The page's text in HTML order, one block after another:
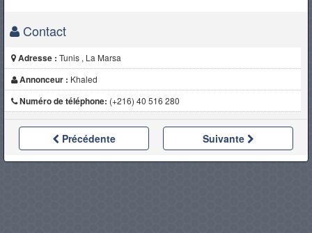
Contact
Adresse : Tunis , La Marsa
Annonceur : Khaled
Numéro de téléphone: (+216) 40 516 280
Précédente Suivante